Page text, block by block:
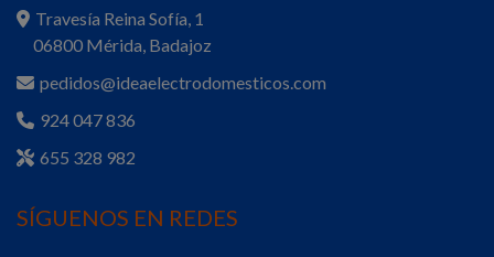
Travesía Reina Sofía, 1
06800 Mérida, Badajoz
pedidos@ideaelectrodomesticos.com
924 047 836
655 328 982
SÍGUENOS EN REDES